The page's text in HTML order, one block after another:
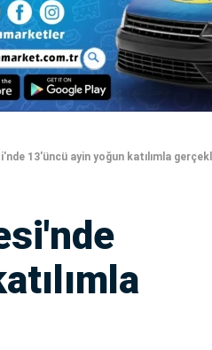
13'üncü ayin yoğun katılımla